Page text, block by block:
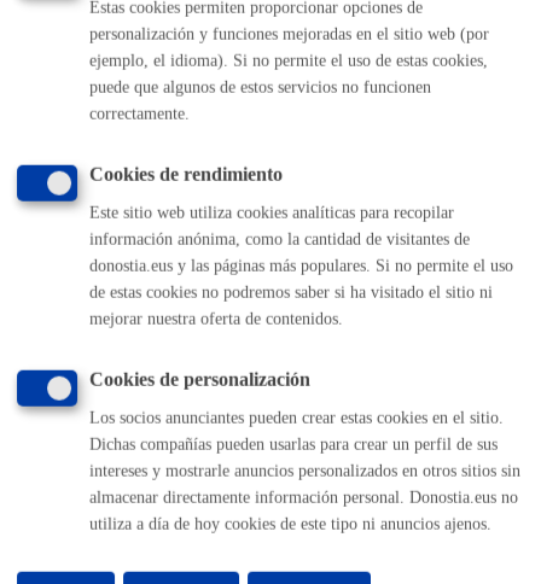
Comunícate con el Ayuntamiento de Donostia / San
Sebastián
(gratuito desde Donostia / San Sebastián)
(+34) 943 481 000
Informar de un error en la web
Enlaces útiles
Ofertas de empleo
Perfil del contratante
Mapas - GeoDonostia
Sala de prensa
Mapa web
Otras páginas web corporativas
Donostia Kultura
Estas cookies permiten proporcionar opciones de
personalización y funciones mejoradas en el sitio web (por
ejemplo, el idioma). Si no permite el uso de estas cookies,
puede que algunos de estos servicios no funcionen
correctamente.
Cookies de rendimiento
Este sitio web utiliza cookies analíticas para recopilar
información anónima, como la cantidad de visitantes de
donostia.eus y las páginas más populares. Si no permite el uso
de estas cookies no podremos saber si ha visitado el sitio ni
mejorar nuestra oferta de contenidos.
Cookies de personalización
Los socios anunciantes pueden crear estas cookies en el sitio.
Dichas compañías pueden usarlas para crear un perfil de sus
intereses y mostrarle anuncios personalizados en otros sitios sin
almacenar directamente información personal. Donostia.eus no
utiliza a día de hoy cookies de este tipo ni anuncios ajenos.